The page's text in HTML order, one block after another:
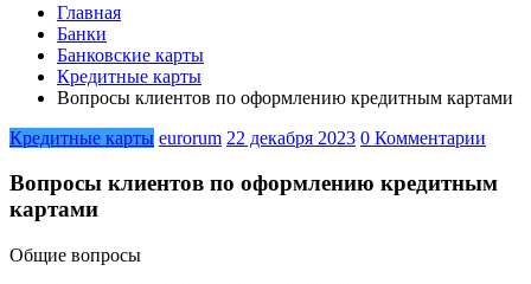
Главная
Банки
Банковские карты
Кредитные карты
Вопросы клиентов по оформлению кредитным картами
Кредитные карты eurorum 22 декабря 2023 0 Комментарии
Вопросы клиентов по оформлению кредитным
картами
Общие вопросы